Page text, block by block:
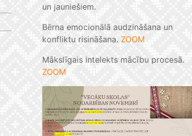
un jauniešiem.
Bērna emocionālā audzināšana un
konfliktu risināšana. ZOOM
Mākslīgais intelekts mācību procesā.
ZOOM